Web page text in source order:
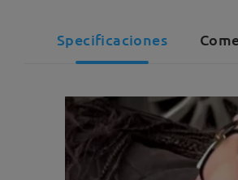
Specificaciones